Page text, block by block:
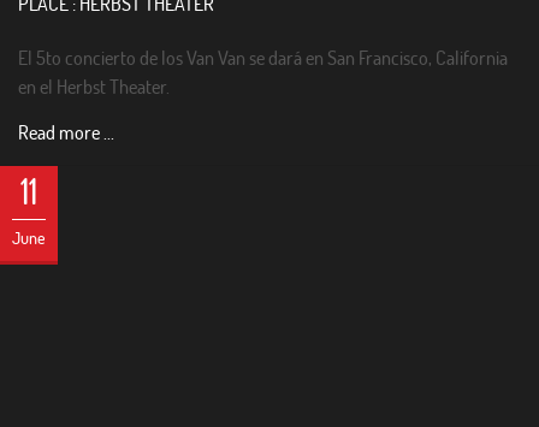
El 5to concierto de los Van Van se dará en San Francisco, California
en el Herbst Theater.
Read more ...
11
June